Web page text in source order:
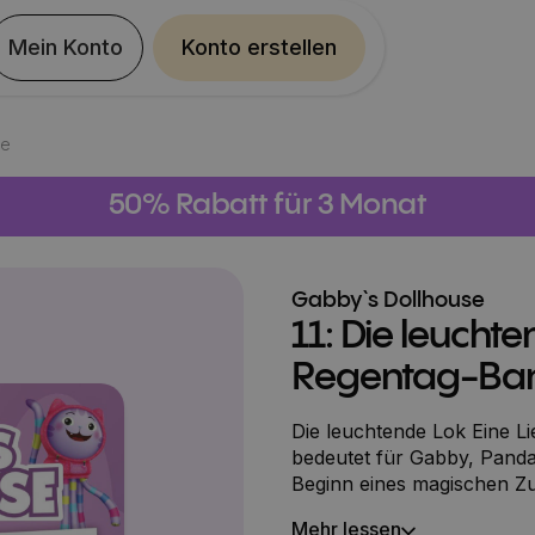
Mein Konto Konto erstellen
50% Rabatt für 3 Monat
Gabby`s Dollhouse
11: Die
Regentag-
Die leuchtende Lok Eine
bedeutet für Gabby,
Beginn eines magischen
Mehr lessen